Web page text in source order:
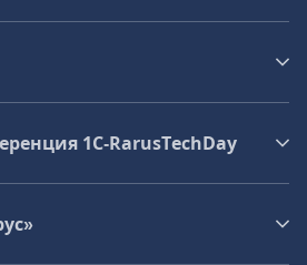
1C‑RarusTechDay